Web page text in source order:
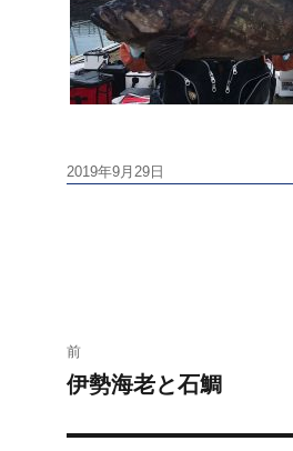
投
2019年9月29日
稿
前
前
伊勢海老と石鯛